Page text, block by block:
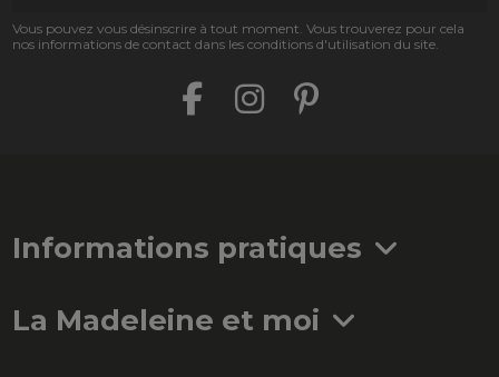
Vous pouvez vous désinscrire à tout moment. Vous trouverez pour cela
nos informations de contact dans les conditions d'utilisation du site.
Informations pratiques
La Madeleine et moi